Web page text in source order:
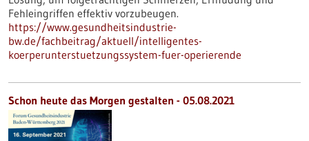
Fehleingriffen effektiv vorzubeugen.
https://www.gesundheitsindustrie-
bw.de/fachbeitrag/aktuell/intelligentes-
koerperunterstuetzungssystem-fuer-operierende
Schon heute das Morgen gestalten - 05.08.2021